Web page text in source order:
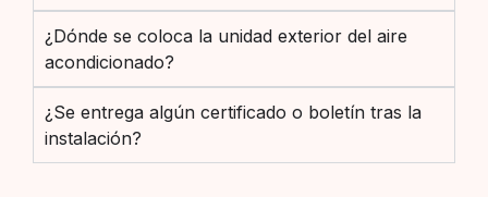
¿Dónde se coloca la unidad exterior del aire
acondicionado?
¿Se entrega algún certificado o boletín tras la
instalación?